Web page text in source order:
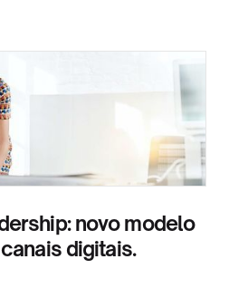
novo modelo
digitais.